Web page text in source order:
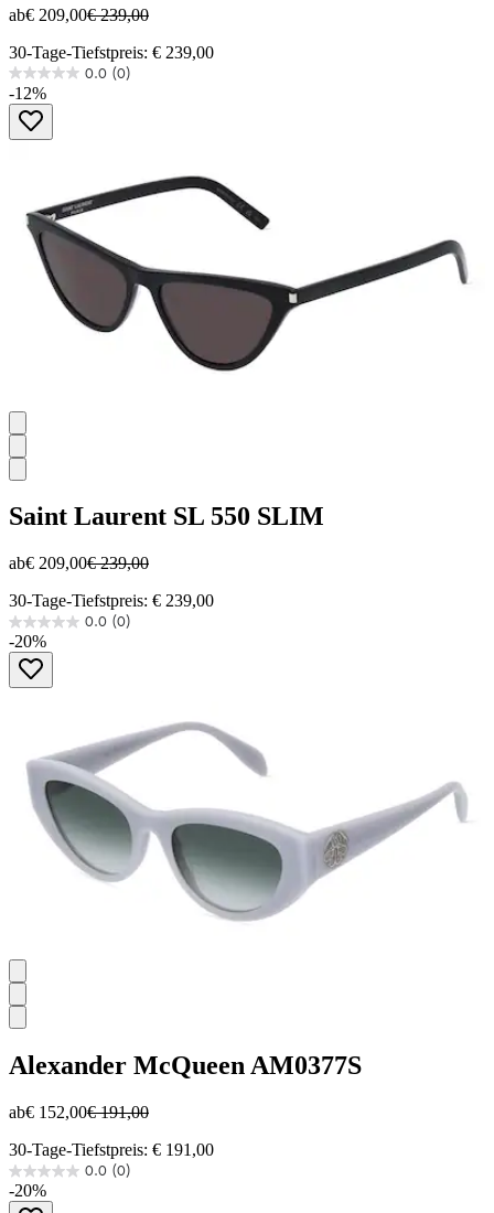
ab€ 209,00€ 239,00
30-Tage-Tiefstpreis: € 239,00
0.0 (0)
0.0
von
Sternen.
-12%
Saint Laurent SL 550 SLIM
ab€ 209,00€ 239,00
30-Tage-Tiefstpreis: € 239,00
0.0 (0)
0.0
von
Sternen.
-20%
Alexander McQueen AM0377S
ab€ 152,00€ 191,00
30-Tage-Tiefstpreis: € 191,00
0.0 (0)
0.0
von
-20%